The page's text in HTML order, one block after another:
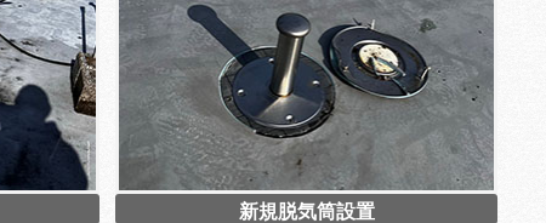
新規脱気筒設置